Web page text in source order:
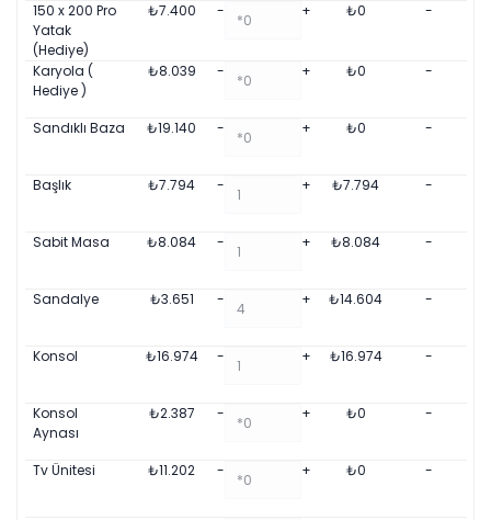
150 x 200 Pro
Yatak
(Hediye)
₺7.400 - + ₺0 -
Karyola (
Hediye )
₺8.039 - + ₺0 -
Sandıklı Baza ₺19.140 - + ₺0 -
Başlık ₺7.794 - + ₺7.794 -
Sabit Masa ₺8.084 - + ₺8.084 -
Sandalye ₺3.651 - + ₺14.604 -
Konsol ₺16.974 - + ₺16.974 -
Konsol
Aynası
₺2.387 - + ₺0 -
Tv Ünitesi ₺11.202 - + ₺0 -